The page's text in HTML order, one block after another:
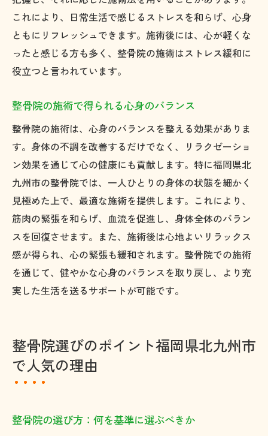
これにより、日常生活で感じるストレスを和らげ、心身
ともにリフレッシュできます。施術後には、心が軽くな
ったと感じる方も多く、整骨院の施術はストレス緩和に
役立つと言われています。
整骨院の施術で得られる心身のバランス
整骨院の施術は、心身のバランスを整える効果がありま
す。身体の不調を改善するだけでなく、リラクゼーショ
ン効果を通じて心の健康にも貢献します。特に福岡県北
九州市の整骨院では、一人ひとりの身体の状態を細かく
見極めた上で、最適な施術を提供します。これにより、
筋肉の緊張を和らげ、血流を促進し、身体全体のバラン
スを回復させます。また、施術後は心地よいリラックス
感が得られ、心の緊張も緩和されます。整骨院での施術
を通じて、健やかな心身のバランスを取り戻し、より充
実した生活を送るサポートが可能です。
整骨院選びのポイント福岡県北九州市
で人気の理由
整骨院の選び方：何を基準に選ぶべきか